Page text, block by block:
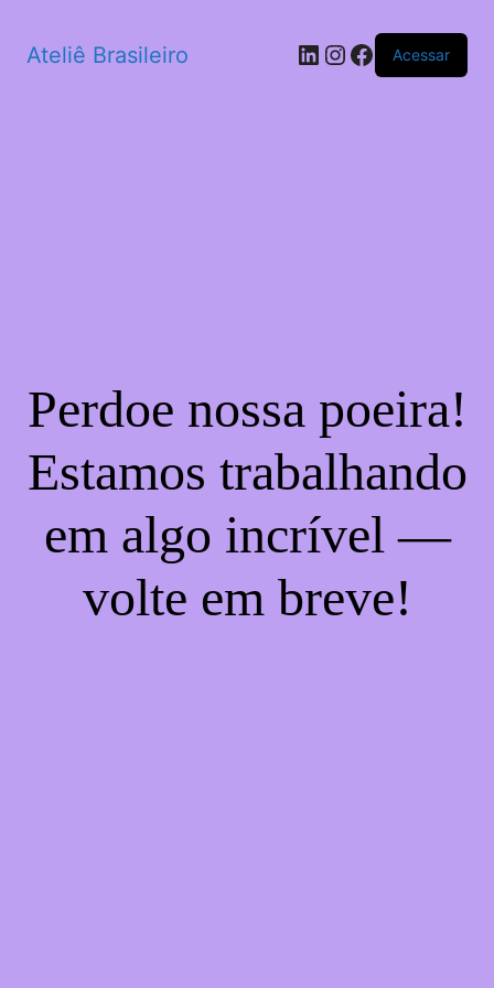
Ateliê Brasileiro LinkedIn
Instagram
Facebook
Acessar
Perdoe nossa poeira!
Estamos trabalhando
em algo incrível —
volte em breve!